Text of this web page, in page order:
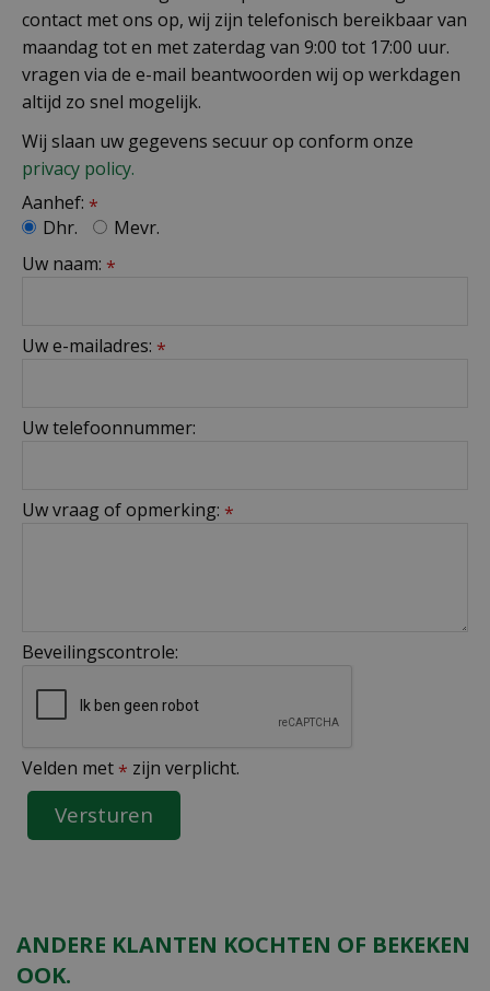
contact met ons op, wij zijn telefonisch bereikbaar van
maandag tot en met zaterdag van 9:00 tot 17:00 uur.
vragen via de e-mail beantwoorden wij op werkdagen
altijd zo snel mogelijk.
Wij slaan uw gegevens secuur op conform onze
privacy policy.
Aanhef: *
Dhr.
Mevr.
Uw naam: *
Uw e-mailadres: *
Uw telefoonnummer:
Uw vraag of opmerking: *
Beveilingscontrole:
Velden met * zijn verplicht.
ANDERE KLANTEN KOCHTEN OF BEKEKEN
OOK.